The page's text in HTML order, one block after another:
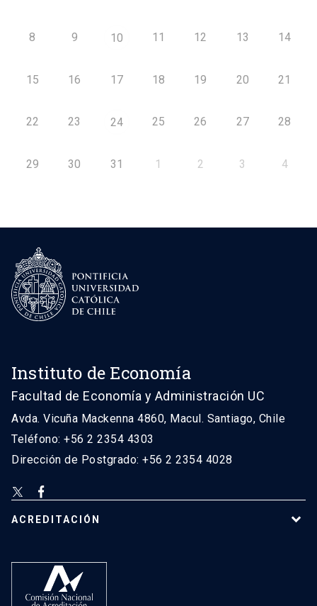
8 9 10 11 12 13 14
15 16 17 18 19 20 21
22 23 24 25 26 27 28
29 30 31 1 2 3 4
Instituto de Economía
Facultad de Economía y Administración UC
Avda. Vicuña Mackenna 4860, Macul. Santiago, Chile
Teléfono: +56 2 2354 4303
Dirección de Postgrado: +56 2 2354 4028
ACREDITACIÓN